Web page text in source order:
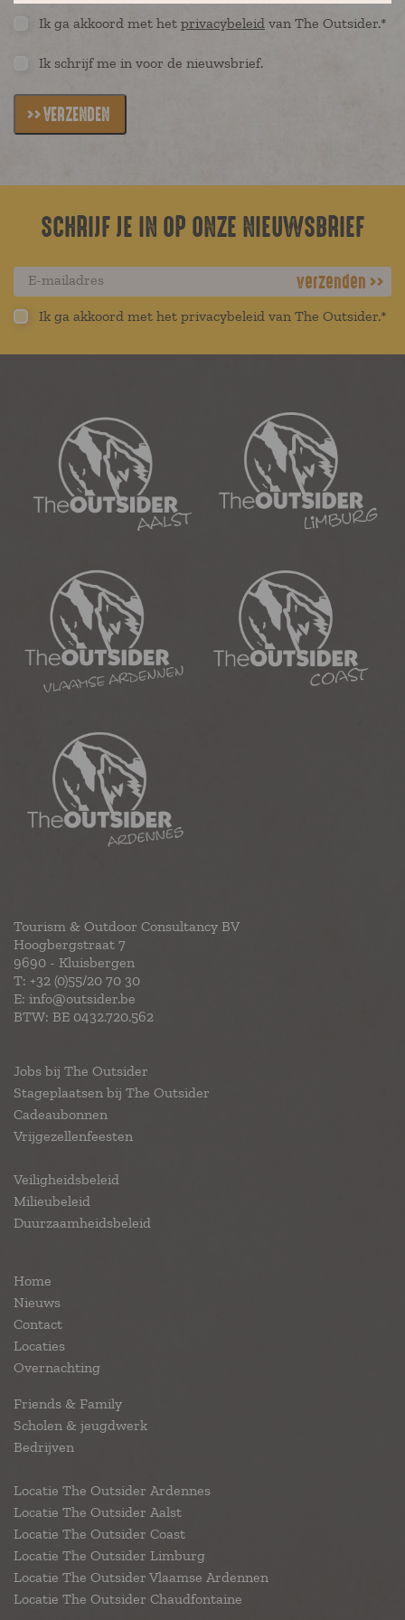
Ik ga akkoord met het privacybeleid van The Outsider.*
Ik schrijf me in voor de nieuwsbrief.
VERZENDEN
SCHRIJF JE IN OP ONZE NIEUWSBRIEF
verzenden
Ik ga akkoord met het privacybeleid van The Outsider.*
Tourism & Outdoor Consultancy BV
Hoogbergstraat 7
9690 - Kluisbergen
T: +32 (0)55/20 70 30
E: info@outsider.be
BTW: BE 0432.720.562
Jobs bij The Outsider
Stageplaatsen bij The Outsider
Cadeaubonnen
Vrijgezellenfeesten
Veiligheidsbeleid
Milieubeleid
Duurzaamheidsbeleid
Friends & Family
Scholen & jeugdwerk
Bedrijven
Locatie The Outsider Ardennes
Locatie The Outsider Aalst
Locatie The Outsider Coast
Locatie The Outsider Limburg
Locatie The Outsider Vlaamse Ardennen
Locatie The Outsider Chaudfontaine
Home
Nieuws
Contact
Locaties
Overnachting
website visited.
always of third-party provenance.